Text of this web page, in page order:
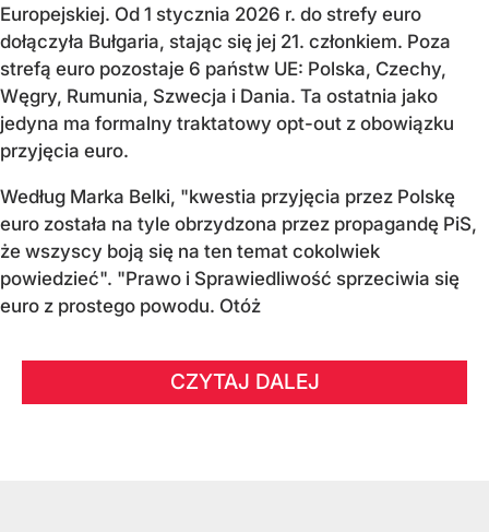
Europejskiej. Od 1 stycznia 2026 r. do strefy euro
dołączyła Bułgaria, stając się jej 21. członkiem. Poza
strefą euro pozostaje 6 państw UE: Polska, Czechy,
Węgry, Rumunia, Szwecja i Dania. Ta ostatnia jako
jedyna ma formalny traktatowy opt-out z obowiązku
przyjęcia euro.
Według Marka Belki, "kwestia przyjęcia przez Polskę
euro została na tyle obrzydzona przez propagandę PiS,
że wszyscy boją się na ten temat cokolwiek
powiedzieć". "Prawo i Sprawiedliwość sprzeciwia się
euro z prostego powodu. Otóż
CZYTAJ DALEJ